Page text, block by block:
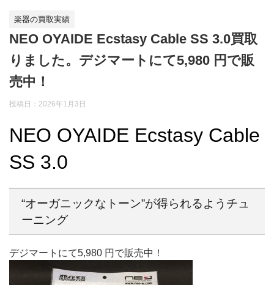
楽器の買取実績
NEO OYAIDE Ecstasy Cable SS 3.0買取
りました。デジマートにて5,980 円で販
売中！
投稿日：2026年1月3日
NEO OYAIDE Ecstasy Cable
SS 3.0
“オーガニックなトーン”が得られるようチュ
ーニング
デジマートにて5,980 円で販売中！